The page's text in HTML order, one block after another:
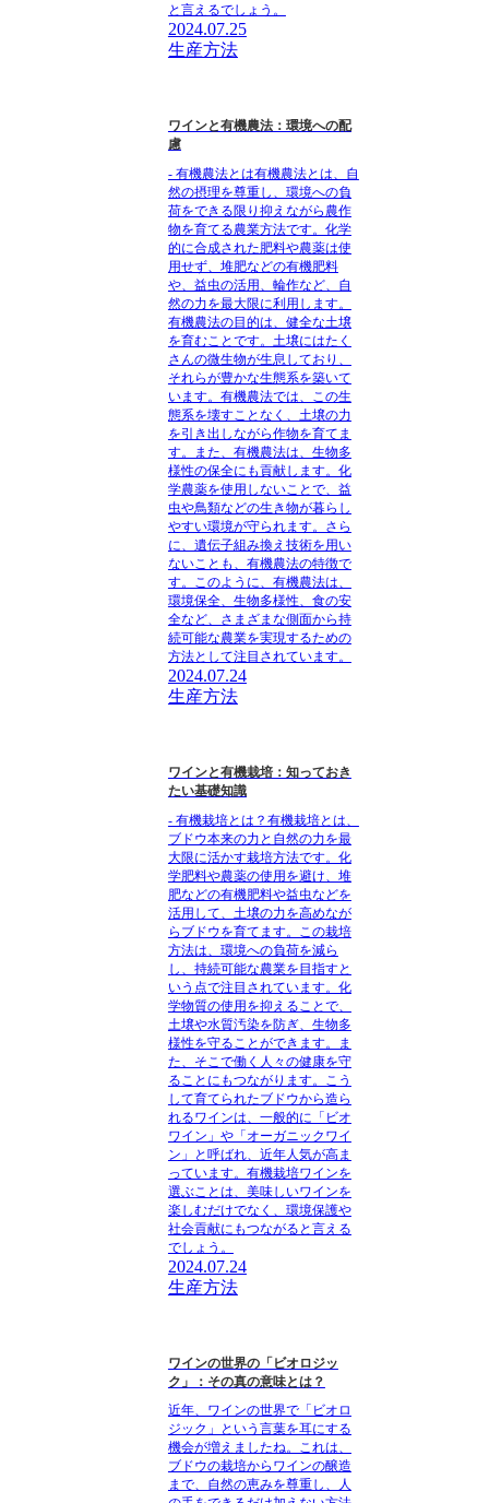
と言えるでしょう。
2024.07.25
生産方法
ワインと有機農法：環境への配
慮
- 有機農法とは有機農法とは、自
然の摂理を尊重し、環境への負
荷をできる限り抑えながら農作
物を育てる農業方法です。化学
的に合成された肥料や農薬は使
用せず、堆肥などの有機肥料
や、益虫の活用、輪作など、自
然の力を最大限に利用します。
有機農法の目的は、健全な土壌
を育むことです。土壌にはたく
さんの微生物が生息しており、
それらが豊かな生態系を築いて
います。有機農法では、この生
態系を壊すことなく、土壌の力
を引き出しながら作物を育てま
す。また、有機農法は、生物多
様性の保全にも貢献します。化
学農薬を使用しないことで、益
虫や鳥類などの生き物が暮らし
やすい環境が守られます。さら
に、遺伝子組み換え技術を用い
ないことも、有機農法の特徴で
す。このように、有機農法は、
環境保全、生物多様性、食の安
全など、さまざまな側面から持
続可能な農業を実現するための
方法として注目されています。
2024.07.24
生産方法
ワインと有機栽培：知っておき
たい基礎知識
- 有機栽培とは？有機栽培とは、
ブドウ本来の力と自然の力を最
大限に活かす栽培方法です。化
学肥料や農薬の使用を避け、堆
肥などの有機肥料や益虫などを
活用して、土壌の力を高めなが
らブドウを育てます。この栽培
方法は、環境への負荷を減ら
し、持続可能な農業を目指すと
いう点で注目されています。化
学物質の使用を抑えることで、
土壌や水質汚染を防ぎ、生物多
様性を守ることができます。ま
た、そこで働く人々の健康を守
ることにもつながります。こう
して育てられたブドウから造ら
れるワインは、一般的に「ビオ
ワイン」や「オーガニックワイ
ン」と呼ばれ、近年人気が高ま
っています。有機栽培ワインを
選ぶことは、美味しいワインを
楽しむだけでなく、環境保護や
社会貢献にもつながると言える
でしょう。
2024.07.24
生産方法
ワインの世界の「ビオロジッ
ク」：その真の意味とは？
近年、ワインの世界で「ビオロ
ジック」という言葉を耳にする
機会が増えましたね。これは、
ブドウの栽培からワインの醸造
まで、自然の恵みを尊重し、人